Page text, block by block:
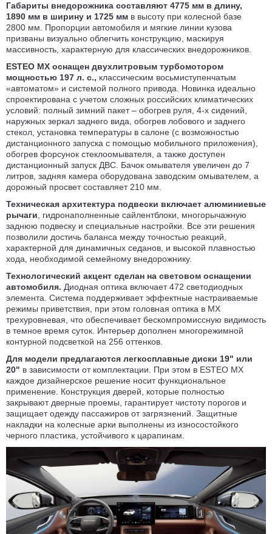
Габариты внедорожника составляют 4775 мм в длину,
1890 мм в ширину и 1725 мм в высоту при колесной базе
2800 мм. Пропорции автомобиля и мягкие линии кузова
призваны визуально облегчить конструкцию, маскируя
массивность, характерную для классических внедорожников.
ESTEO MX оснащен двухлитровым турбомотором
мощностью 197 л. с., классическим восьмиступенчатым
«автоматом» и системой полного привода. Новинка идеально
спроектирована с учетом сложных российских климатических
условий: полный зимний пакет – обогрев руля, 4‑х сидений,
наружных зеркал заднего вида, обогрев лобового и заднего
стекол, установка температуры в салоне (с возможностью
дистанционного запуска с помощью мобильного приложения),
обогрев форсунок стеклоомывателя, а также доступен
дистанционный запуск ДВС. Бачок омывателя увеличен до 7
литров, задняя камера оборудована заводским омывателем, а
дорожный просвет составляет 210 мм.
Техническая архитектура подвески включает алюминиевые
рычаги , гидронаполненные сайлентблоки, многорычажную
заднюю подвеску и специальные настройки. Все эти решения
позволили достичь баланса между точностью реакций,
характерной для динамичных седанов, и высокой плавностью
хода, необходимой семейному внедорожнику.
Технологический акцент сделан на световом оснащении
автомобиля. Диодная оптика включает 472 светодиодных
элемента. Система поддерживает эффектные настраиваемые
режимы приветствия, при этом головная оптика в MX
трехуровневая, что обеспечивает бескомпромиссную видимость
в темное время суток. Интерьер дополнен многорежимной
контурной подсветкой на 256 оттенков.
Для модели предлагаются легкосплавные диски 19" или
20" в зависимости от комплектации. При этом в ESTEO MX
каждое дизайнерское решение носит функциональное
применение. Конструкция дверей, которые полностью
закрывают дверные проемы, гарантирует чистоту порогов и
защищает одежду пассажиров от загрязнений. Защитные
накладки на колесные арки выполнены из износостойкого
черного пластика, устойчивого к царапинам.